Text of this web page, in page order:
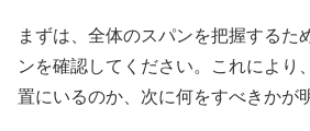
まずは、全体のスパンを把握するた
ンを確認してください。これにより
置にいるのか、次に何をすべきかが